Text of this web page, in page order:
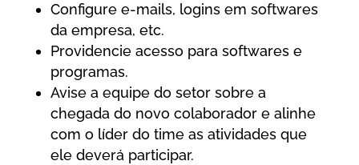
Configure e-mails, logins em softwares
da empresa, etc.
Providencie acesso para softwares e
programas.
Avise a equipe do setor sobre a
chegada do novo colaborador e alinhe
com o líder do time as atividades que
ele deverá participar.